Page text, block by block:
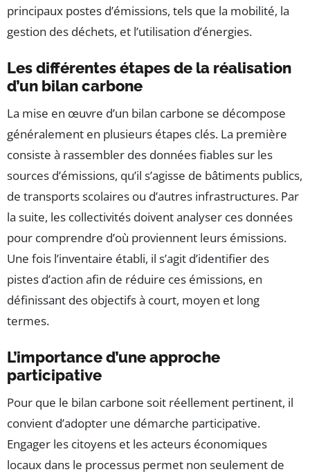
principaux postes d’émissions, tels que la mobilité, la
gestion des déchets, et l’utilisation d’énergies.
Les différentes étapes de la réalisation
d’un bilan carbone
La mise en œuvre d’un bilan carbone se décompose
généralement en plusieurs étapes clés. La première
consiste à rassembler des données fiables sur les
sources d’émissions, qu’il s’agisse de bâtiments publics,
de transports scolaires ou d’autres infrastructures. Par
la suite, les collectivités doivent analyser ces données
pour comprendre d’où proviennent leurs émissions.
Une fois l’inventaire établi, il s’agit d’identifier des
pistes d’action afin de réduire ces émissions, en
définissant des objectifs à court, moyen et long
termes.
L’importance d’une approche
participative
Pour que le bilan carbone soit réellement pertinent, il
convient d’adopter une démarche participative.
Engager les citoyens et les acteurs économiques
locaux dans le processus permet non seulement de